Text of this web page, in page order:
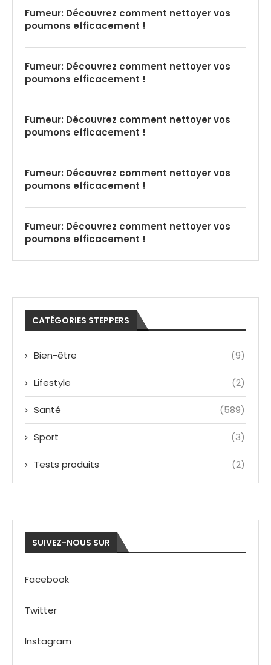
Fumeur: Découvrez comment nettoyer vos
poumons efficacement !
Fumeur: Découvrez comment nettoyer vos
poumons efficacement !
Fumeur: Découvrez comment nettoyer vos
poumons efficacement !
Fumeur: Découvrez comment nettoyer vos
poumons efficacement !
Fumeur: Découvrez comment nettoyer vos
poumons efficacement !
CATÉGORIES STEPPERS
Bien-être (9)
Lifestyle (2)
Santé (589)
Sport (3)
Tests produits (2)
SUIVEZ-NOUS SUR
Facebook
Twitter
Instagram